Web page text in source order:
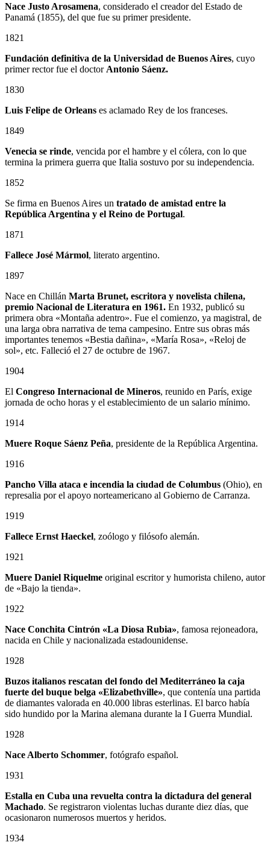
Nace Justo Arosamena, considerado el creador del Estado de
Panamá (1855), del que fue su primer presidente.
1821
Fundación definitiva de la Universidad de Buenos Aires, cuyo
primer rector fue el doctor Antonio Sáenz.
1830
Luis Felipe de Orleans es aclamado Rey de los franceses.
1849
Venecia se rinde, vencida por el hambre y el cólera, con lo que
termina la primera guerra que Italia sostuvo por su independencia.
1852
Se firma en Buenos Aires un tratado de amistad entre la
República Argentina y el Reino de Portugal.
1871
Fallece José Mármol, literato argentino.
1897
Nace en Chillán Marta Brunet, escritora y novelista chilena,
premio Nacional de Literatura en 1961. En 1932, publicó su
primera obra «Montaña adentro». Fue el comienzo, ya magistral, de
una larga obra narrativa de tema campesino. Entre sus obras más
importantes tenemos «Bestia dañina», «María Rosa», «Reloj de
sol», etc. Falleció el 27 de octubre de 1967.
1904
El Congreso Internacional de Mineros, reunido en París, exige
jornada de ocho horas y el establecimiento de un salario mínimo.
1914
Muere Roque Sáenz Peña, presidente de la República Argentina.
1916
Pancho Villa ataca e incendia la ciudad de Columbus (Ohio), en
represalia por el apoyo norteamericano al Gobierno de Carranza.
1919
Fallece Ernst Haeckel, zoólogo y filósofo alemán.
1921
Muere Daniel Riquelme original escritor y humorista chileno, autor
de «Bajo la tienda».
1922
Nace Conchita Cintrón «La Diosa Rubia», famosa rejoneadora,
nacida en Chile y nacionalizada estadounidense.
1928
Buzos italianos rescatan del fondo del Mediterráneo la caja
fuerte del buque belga «Elizabethville», que contenía una partida
de diamantes valorada en 40.000 libras esterlinas. El barco había
sido hundido por la Marina alemana durante la I Guerra Mundial.
1928
Nace Alberto Schommer, fotógrafo español.
1931
Estalla en Cuba una revuelta contra la dictadura del general
Machado. Se registraron violentas luchas durante diez días, que
ocasionaron numerosos muertos y heridos.
1934